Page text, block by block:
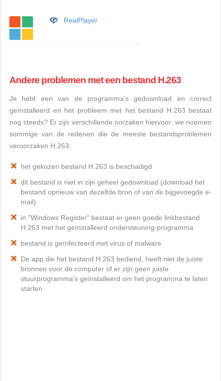
RealPlayer
Andere problemen met een bestand H.263
Je hebt een van de programma's gedownload en correct
geïnstalleerd en het probleem met het bestand H.263 bestaat
nog steeds? Er zijn verschillende oorzaken hiervoor: we noemen
sommige van de redenen die de meeste bestandsproblemen
veroorzaken H.263:
het gekozen bestand H.263 is beschadigd
dit bestand is niet in zijn geheel gedownload (download het
bestand opnieuw van dezelfde bron of van de bijgevoegde e-
mail)
in "Windows Register" bestaat er geen goede linkbestand
H.263 met het geïnstalleerd ondersteuning-programma
bestand is geïnfecteerd met virus of malware
De app die het bestand H.263 bediend, heeft niet de juiste
bronnen voor de computer of er zijn geen juiste
stuurprogramma's geïnstalleerd om het programma te laten
starten